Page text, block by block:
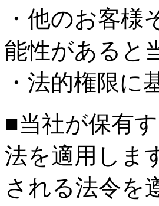
・他のお客様
能性があると
・法的権限に
■当社が保有
法を適用しま
される法令を